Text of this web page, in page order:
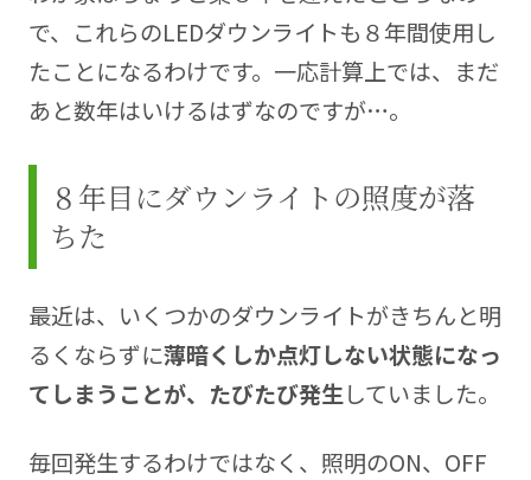
で、これらのLEDダウンライトも８年間使用し
たことになるわけです。一応計算上では、まだ
あと数年はいけるはずなのですが…。
８年目にダウンライトの照度が落
ちた
最近は、いくつかのダウンライトがきちんと明
るくならずに薄暗くしか点灯しない状態になっ
てしまうことが、たびたび発生していました。
毎回発生するわけではなく、照明のON、OFF